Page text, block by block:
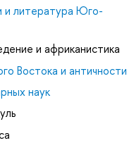
и литература Юго-
и африканистика
Востока и античности
наук